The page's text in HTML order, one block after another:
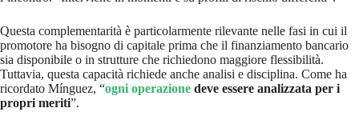
Questa complementarità è particolarmente rilevante nelle fasi in cui il
promotore ha bisogno di capitale prima che il finanziamento bancario
sia disponibile o in strutture che richiedono maggiore flessibilità.
Tuttavia, questa capacità richiede anche analisi e disciplina. Come ha
ricordato Mínguez, “ogni operazione deve essere analizzata per i
propri meriti”.